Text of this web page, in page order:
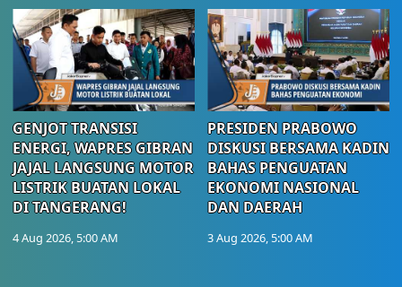
GENJOT TRANSISI
ENERGI, WAPRES GIBRAN
JAJAL LANGSUNG MOTOR
LISTRIK BUATAN LOKAL
DI TANGERANG!
4 Aug 2026, 5:00 AM
PRESIDEN PRABOWO
DISKUSI BERSAMA KADIN
BAHAS PENGUATAN
EKONOMI NASIONAL
DAN DAERAH
3 Aug 2026, 5:00 AM